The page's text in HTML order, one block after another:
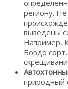
региону. Не
выведены
Например,
Бордо
природный